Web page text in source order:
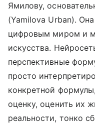
Ямилову,
(Yamilova Urban).
цифровым миром и
искусства.
перспективные
просто
конкретной
оценку, оценить их
реальности, тонко